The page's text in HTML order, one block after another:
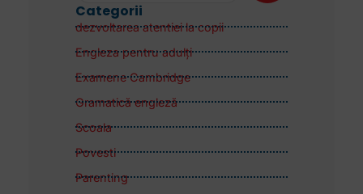
Categorii
dezvoltarea atentiei la copii
Engleza pentru adulţi
Examene Cambridge
Gramatică engleză
Scoala
Povesti
Parenting